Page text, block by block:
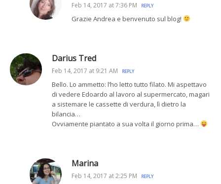
Feb 14, 2017 at 7:36 PM REPLY
Grazie Andrea e benvenuto sul blog!
Darius Tred
Feb 14, 2017 at 9:21 AM REPLY
Bello. Lo ammetto: l’ho letto tutto filato. Mi aspettavo
di vedere Edoardo al lavoro al supermercato, magari
a sistemare le cassette di verdura, lì dietro la
bilancia…
Ovviamente piantato a sua volta il giorno prima…
Marina
Feb 14, 2017 at 2:25 PM REPLY